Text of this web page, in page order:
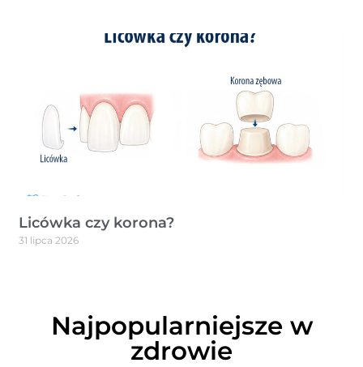
Licówka czy korona?
31 lipca 2026
Najpopularniejsze w
zdrowie